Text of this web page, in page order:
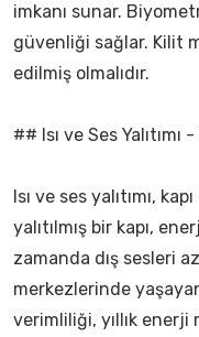
imkanı sunar.
güvenliği sağlar. Kilit
edilmiş olmalıdır.
## Isı ve Ses
Isı ve ses yalıtımı,
yalıtılmış bir kapı,
zamanda dış sesleri
merkezlerinde
verimliliği, yıllık enerji